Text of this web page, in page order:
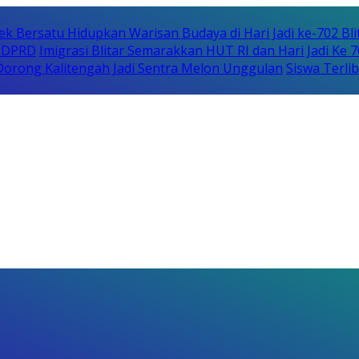
Bersatu Hidupkan Warisan Budaya di Hari Jadi ke-702
Imigrasi Blitar Semarakkan HUT RI dan Hari Jadi Ke
Kalitengah Jadi Sentra Melon Unggulan Siswa